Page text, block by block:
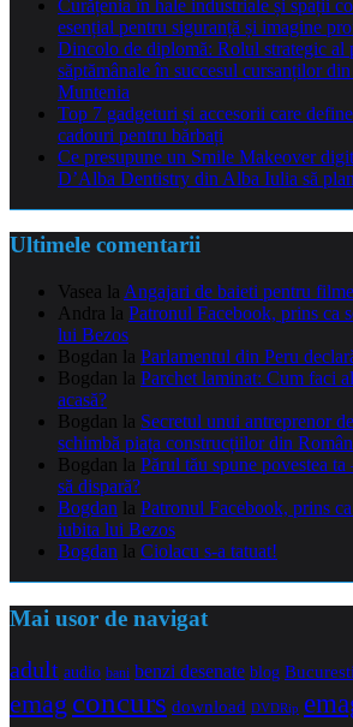
Curățenia în hale industriale și spații
esențial pentru siguranță și imagine
Dincolo de diplomă: Rolul strategic al
săptămânale în succesul cursanților
Muntenia
Top 7 gadgeturi și accesorii care
cadouri pentru bărbați
Ce presupune un Smile Makeover
D’Alba Dentistry din Alba Iulia să
Ultimele comentarii
Vasea la Angajari de baieti pentru
Andra la Patronul Facebook, prins ca
lui Bezos
Bogdan la Parlamentul din Peru
Bogdan la Parchet laminat: Cum faci
acasă?
Bogdan la Secretul unui antreprenor
schimbă piața construcțiilor din
Bogdan la Părul tău spune povestea
să dispară?
Bogdan la Patronul Facebook, prins
iubita lui Bezos
Bogdan la Ciolacu s-a tatuat!
Mai usor de navigat
adult audio bani benzi desenate blog
emag concurs download DVDRip